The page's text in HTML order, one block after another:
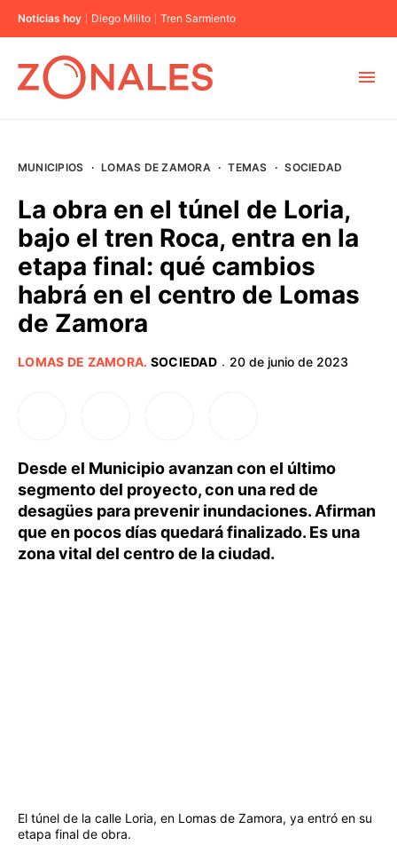
Noticias hoy Diego Milito Tren Sarmiento
BUENOS AIRES
PROVINCIAS
MUNICIPIOS · LOMAS DE ZAMORA · TEMAS · SOCIEDAD
La obra en el túnel de Loria,
bajo el tren Roca, entra en la
etapa final: qué cambios
habrá en el centro de Lomas
de Zamora
LOMAS DE ZAMORA. SOCIEDAD · 20 de junio de 2023
Desde el Municipio avanzan con el último
segmento del proyecto, con una red de
desagües para prevenir inundaciones. Afirman
que en pocos días quedará finalizado. Es una
zona vital del centro de la ciudad.
El túnel de la calle Loria, en Lomas de Zamora, ya entró en su
etapa final de obra.